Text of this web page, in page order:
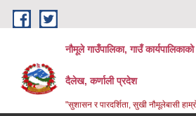
Skip to main content
नौमूले गाउँपालिका, गाउँ कार्यपालिकाको
दैलेख, कर्णाली प्रदेश
"सुशासन र पारदर्शिता, सुखी नौमूलेबासी